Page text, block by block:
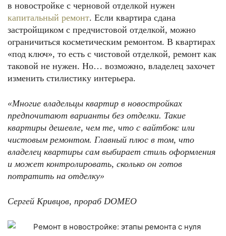
в новостройке с черновой отделкой нужен
капитальный ремонт. Если квартира сдана
застройщиком с предчистовой отделкой, можно
ограничиться косметическим ремонтом. В квартирах
«под ключ», то есть с чистовой отделкой, ремонт как
таковой не нужен. Но… возможно, владелец захочет
изменить стилистику интерьера.
«Многие владельцы квартир в новостройках
предпочитают варианты без отделки. Такие
квартиры дешевле, чем те, что с вайтбокс или
чистовым ремонтом. Главный плюс в том, что
владелец квартиры сам выбирает стиль оформления
и может контролировать, сколько он готов
потратить на отделку»
Сергей Кривцов, прораб DOMEO